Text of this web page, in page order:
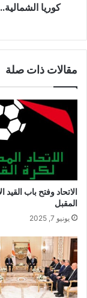
كوريا
مقالات ذات صلة
الاتحاد وفتح باب القيد
المقبل
يونيو 7, 2025